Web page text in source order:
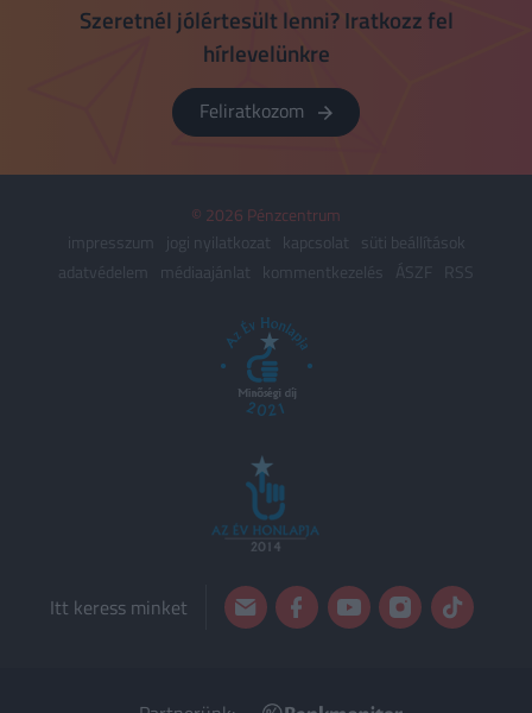
Szeretnél jólértesült lenni? Iratkozz fel
hírlevelünkre
Feliratkozom
© 2026 Pénzcentrum
impresszum
jogi nyilatkozat kapcsolat
süti beállítások
adatvédelem
médiaajánlat kommentkezelés ÁSZF RSS
Itt keress minket